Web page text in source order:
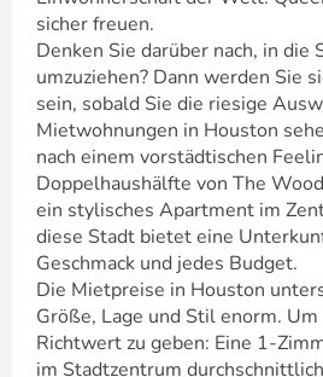
sicher freuen.
Denken Sie darüber nach, in die
umzuziehen? Dann werden Sie
sein, sobald Sie die riesige
Mietwohnungen in Houston
nach einem vorstädtischen
Doppelhaushälfte von The
ein stylisches Apartment im
diese Stadt bietet eine
Geschmack und jedes Budget.
Die Mietpreise in Houston
Größe, Lage und Stil enorm.
Richtwert zu geben: Eine 1-
im Stadtzentrum